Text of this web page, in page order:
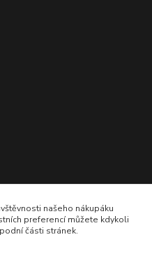
našeho nákupáku
preferencí můžete kdykoli
části stránek.